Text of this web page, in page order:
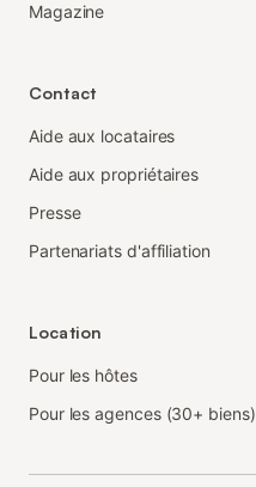
Magazine
Contact
Aide aux locataires
Aide aux propriétaires
Presse
Partenariats d'affiliation
Location
Pour les hôtes
Pour les agences (30+ biens)